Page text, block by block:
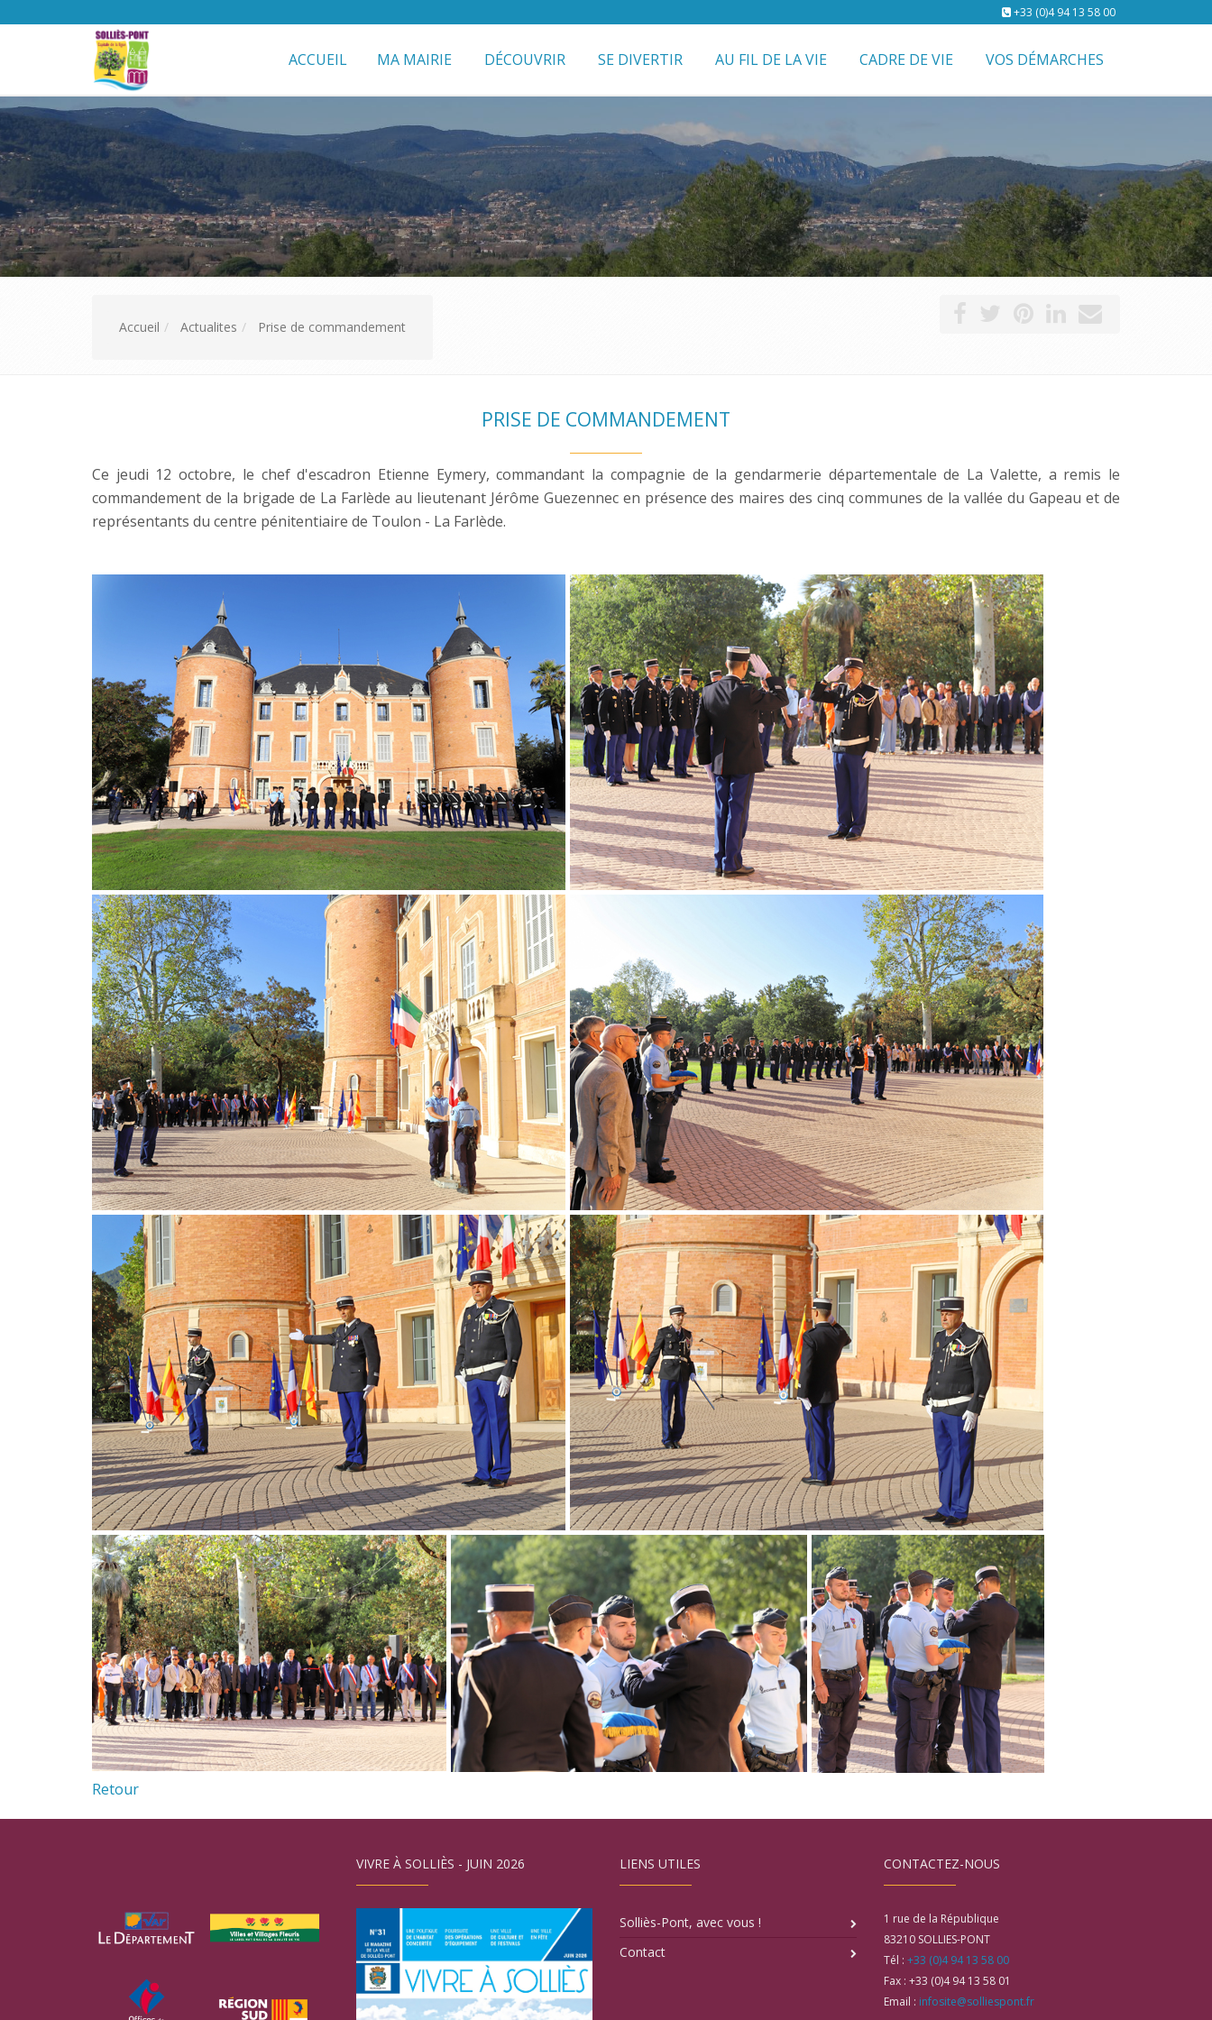
+33 (0)4 94 13 58 00
ACCUEIL MA MAIRIE DÉCOUVRIR SE DIVERTIR AU FIL DE LA VIE CADRE DE VIE VOS DÉMARCHES
Accueil Actualites Prise de commandement
PRISE DE COMMANDEMENT
Ce jeudi 12 octobre, le chef d'escadron Etienne Eymery, commandant la compagnie de la gendarmerie départementale de La Valette, a remis le
commandement de la brigade de La Farlède au lieutenant Jérôme Guezennec en présence des maires des cinq communes de la vallée du Gapeau et de
représentants du centre pénitentiaire de Toulon - La Farlède.
Retour
VIVRE À SOLLIÈS - JUIN 2026 LIENS UTILES
Solliès-Pont, avec vous !
Contact
CONTACTEZ-NOUS
1 rue de la République
83210 SOLLIES-PONT
Tél : +33 (0)4 94 13 58 00
Fax : +33 (0)4 94 13 58 01
Email : infosite@solliespont.fr